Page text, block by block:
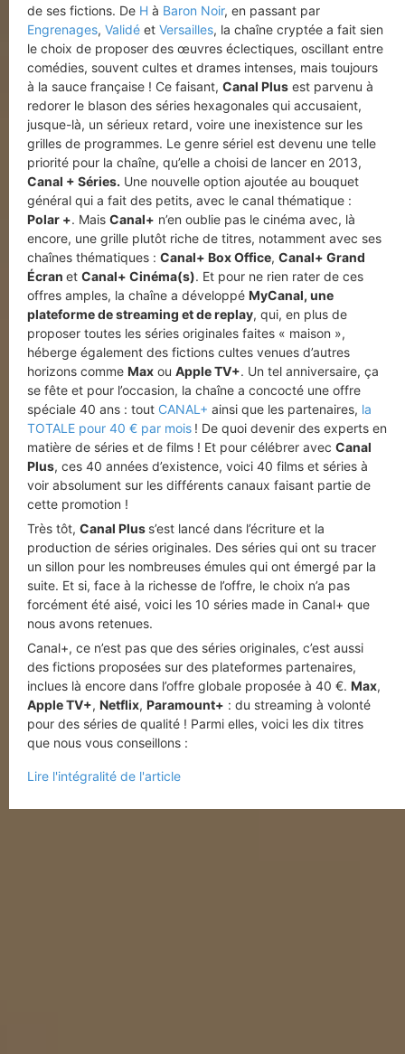
de ses fictions. De H à Baron Noir, en passant par
Engrenages, Validé et Versailles, la chaîne cryptée a fait sien
le choix de proposer des œuvres éclectiques, oscillant entre
comédies, souvent cultes et drames intenses, mais toujours
à la sauce française ! Ce faisant, Canal Plus est parvenu à
redorer le blason des séries hexagonales qui accusaient,
jusque-là, un sérieux retard, voire une inexistence sur les
grilles de programmes. Le genre sériel est devenu une telle
priorité pour la chaîne, qu’elle a choisi de lancer en 2013,
Canal + Séries. Une nouvelle option ajoutée au bouquet
général qui a fait des petits, avec le canal thématique :
Polar +. Mais Canal+ n’en oublie pas le cinéma avec, là
encore, une grille plutôt riche de titres, notamment avec ses
chaînes thématiques : Canal+ Box Office, Canal+ Grand
Écran et Canal+ Cinéma(s). Et pour ne rien rater de ces
offres amples, la chaîne a développé MyCanal, une
plateforme de streaming et de replay, qui, en plus de
proposer toutes les séries originales faites « maison »,
héberge également des fictions cultes venues d’autres
horizons comme Max ou Apple TV+. Un tel anniversaire, ça
se fête et pour l’occasion, la chaîne a concocté une offre
spéciale 40 ans : tout CANAL+ ainsi que les partenaires, la
TOTALE pour 40 € par mois ! De quoi devenir des experts en
matière de séries et de films ! Et pour célébrer avec Canal
Plus, ces 40 années d’existence, voici 40 films et séries à
voir absolument sur les différents canaux faisant partie de
cette promotion !
Très tôt, Canal Plus s’est lancé dans l’écriture et la
production de séries originales. Des séries qui ont su tracer
un sillon pour les nombreuses émules qui ont émergé par la
suite. Et si, face à la richesse de l’offre, le choix n’a pas
forcément été aisé, voici les 10 séries made in Canal+ que
nous avons retenues.
Canal+, ce n’est pas que des séries originales, c’est aussi
des fictions proposées sur des plateformes partenaires,
inclues là encore dans l’offre globale proposée à 40 €. Max,
Apple TV+, Netflix, Paramount+ : du streaming à volonté
pour des séries de qualité ! Parmi elles, voici les dix titres
que nous vous conseillons :
Lire l'intégralité de l'article